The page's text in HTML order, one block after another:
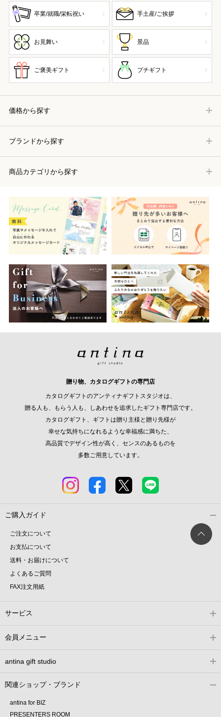
卒業/就職/栄転祝い 手土産/ご挨拶
お見舞い 景品
ご褒美ギフト プチギフト
価格から探す
ブランドから探す
商品カテゴリから探す
贈り物、カタログギフトの専門店
カタログギフトのアンティナギフトスタジオは、
贈る人も、もらう人も、しあわせを追求したギフト専門店です。
カタログギフト、ギフトは贈り主様と贈り先様が
幸せな気持ちになれるような幸福感に満ちた、
高品質でデザイン性が高く、センスのあるものを
多数ご用意しています。
ご購入ガイド
ご注文について
お支払について
送料・お届けについて
よくあるご質問
FAX注文用紙
サービス
会員メニュー
antina gift studio
関連ショップ・ブランド
antina for BIZ
PRESENTERS ROOM